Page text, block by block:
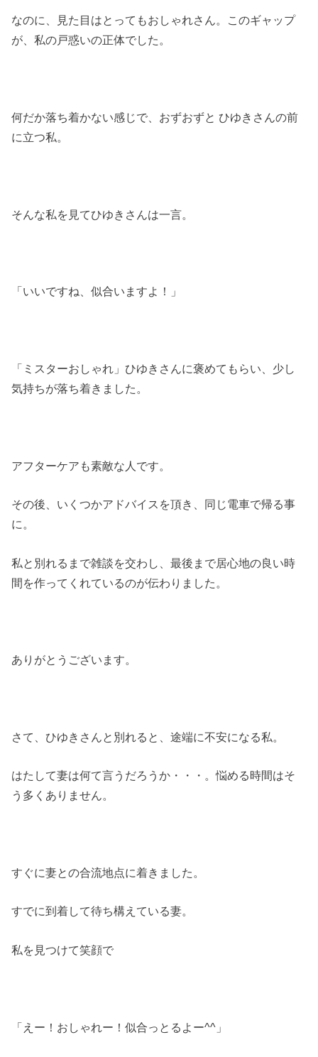
なのに、見た目はとってもおしゃれさん。このギャップ
が、私の戸惑いの正体でした。
何だか落ち着かない感じで、おずおずと ひゆきさんの前
に立つ私。
そんな私を見てひゆきさんは一言。
「いいですね、似合いますよ！」
「ミスターおしゃれ」ひゆきさんに褒めてもらい、少し
気持ちが落ち着きました。
アフターケアも素敵な人です。
その後、いくつかアドバイスを頂き、同じ電車で帰る事
に。
私と別れるまで雑談を交わし、最後まで居心地の良い時
間を作ってくれているのが伝わりました。
ありがとうございます。
さて、ひゆきさんと別れると、途端に不安になる私。
はたして妻は何て言うだろうか・・・。悩める時間はそ
う多くありません。
すぐに妻との合流地点に着きました。
すでに到着して待ち構えている妻。
私を見つけて笑顔で
「えー！おしゃれー！似合っとるよー^^」